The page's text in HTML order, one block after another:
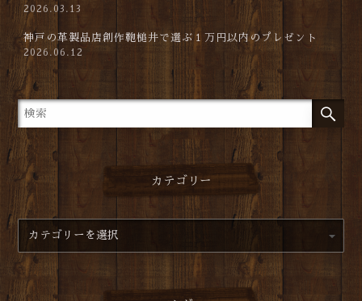
2026.03.13
神戸の革製品店創作鞄槌井で選ぶ１万円以内のプレゼント
2026.06.12
カテゴリー